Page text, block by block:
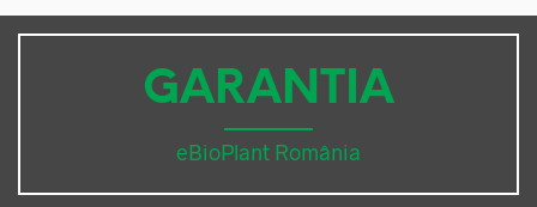
GARANTIA
eBioPlant România